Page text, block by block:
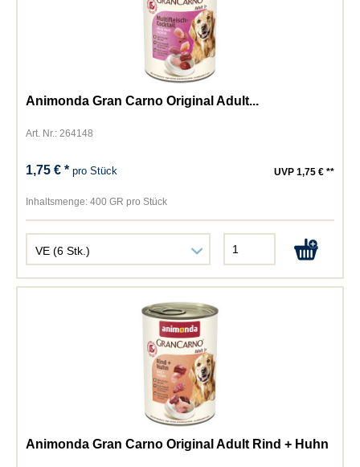
Animonda Gran Carno Original Adult...
Art. Nr.: 264148
1,75 € *pro Stück UVP 1,75 € **
Inhaltsmenge: 400 GR pro Stück
Animonda Gran Carno Original Adult Rind + Huhn